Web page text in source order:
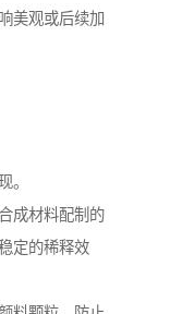
美观或后续加
。
成材料配制的
定的稀释效